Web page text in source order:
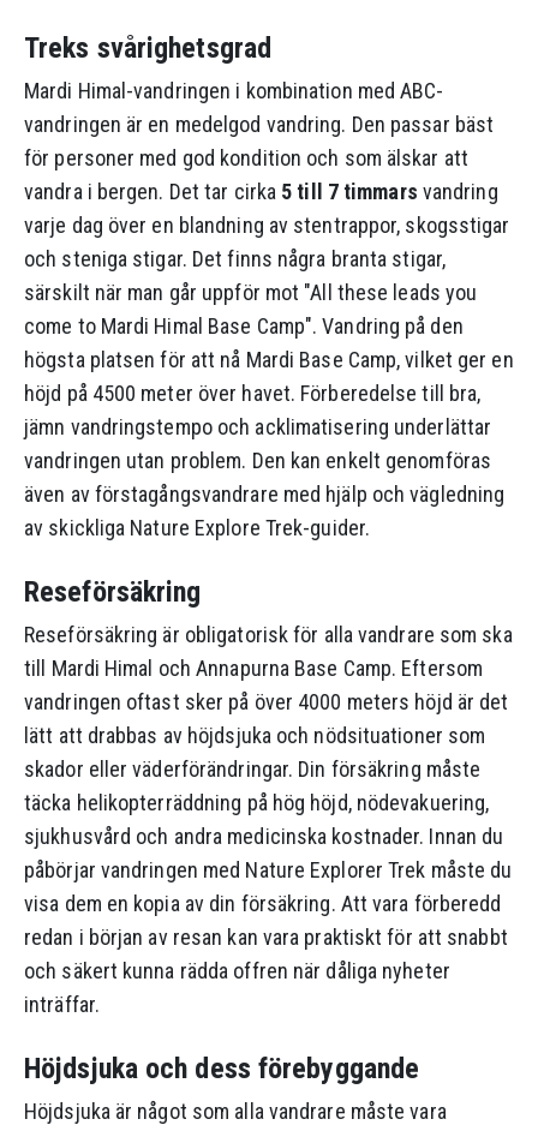
Treks svårighetsgrad
Mardi Himal-vandringen i kombination med ABC-
vandringen är en medelgod vandring. Den passar bäst
för personer med god kondition och som älskar att
vandra i bergen. Det tar cirka 5 till 7 timmars vandring
varje dag över en blandning av stentrappor, skogsstigar
och steniga stigar. Det finns några branta stigar,
särskilt när man går uppför mot "All these leads you
come to Mardi Himal Base Camp". Vandring på den
högsta platsen för att nå Mardi Base Camp, vilket ger en
höjd på 4500 meter över havet. Förberedelse till bra,
jämn vandringstempo och acklimatisering underlättar
vandringen utan problem. Den kan enkelt genomföras
även av förstagångsvandrare med hjälp och vägledning
av skickliga Nature Explore Trek-guider.
Reseförsäkring
Reseförsäkring är obligatorisk för alla vandrare som ska
till Mardi Himal och Annapurna Base Camp. Eftersom
vandringen oftast sker på över 4000 meters höjd är det
lätt att drabbas av höjdsjuka och nödsituationer som
skador eller väderförändringar. Din försäkring måste
täcka helikopterräddning på hög höjd, nödevakuering,
sjukhusvård och andra medicinska kostnader. Innan du
påbörjar vandringen med Nature Explorer Trek måste du
visa dem en kopia av din försäkring. Att vara förberedd
redan i början av resan kan vara praktiskt för att snabbt
och säkert kunna rädda offren när dåliga nyheter
inträffar.
Höjdsjuka och dess förebyggande
Höjdsjuka är något som alla vandrare måste vara